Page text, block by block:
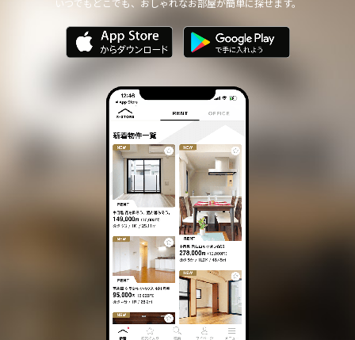
いつでもどこでも、おしゃれなお部屋が簡単に探せます。